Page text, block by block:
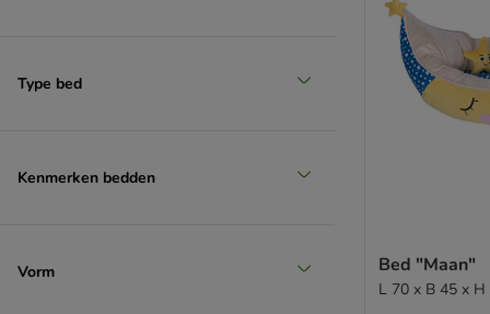
Type bed
Kenmerken bedden
Vorm Bed "Maan"
L 70 x B 45 x H